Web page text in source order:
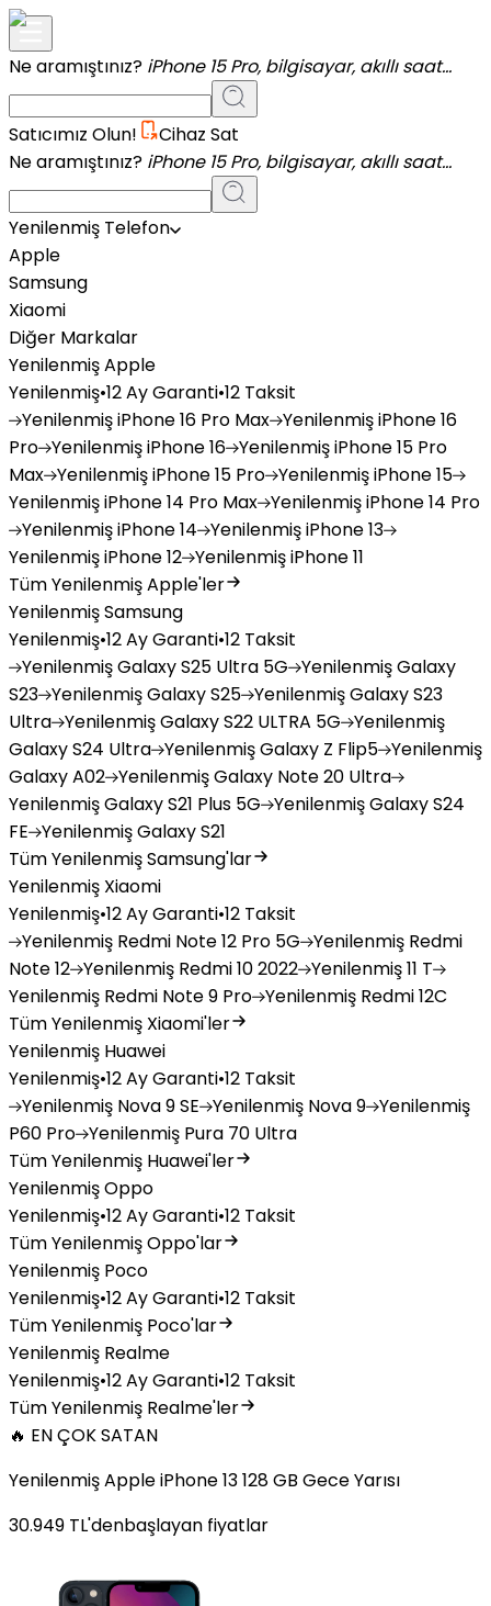
Ne aramıştınız? iPhone 15 Pro, bilgisayar, akıllı saat...
Satıcımız Olun!
Cihaz Sat
Ne aramıştınız? iPhone 15 Pro, bilgisayar, akıllı saat...
Yenilenmiş Telefon
Apple
Samsung
Xiaomi
Diğer Markalar
Yenilenmiş Apple
Yenilenmiş•12 Ay Garanti•12 Taksit
YenilenmişiPhone 16 Pro Max YenilenmişiPhone 16
Pro YenilenmişiPhone 16 YenilenmişiPhone 15 Pro
Max YenilenmişiPhone 15 Pro YenilenmişiPhone 15
YenilenmişiPhone 14 Pro Max YenilenmişiPhone 14 Pro
YenilenmişiPhone 14 YenilenmişiPhone 13
YenilenmişiPhone 12 YenilenmişiPhone 11
Tüm Yenilenmiş Apple'ler
Yenilenmiş Samsung
Yenilenmiş•12 Ay Garanti•12 Taksit
YenilenmişGalaxy S25 Ultra 5G YenilenmişGalaxy
S23 YenilenmişGalaxy S25 YenilenmişGalaxy S23
Ultra YenilenmişGalaxy S22 ULTRA 5G Yenilenmiş
Galaxy S24 Ultra YenilenmişGalaxy Z Flip5 Yenilenmiş
Galaxy A02 YenilenmişGalaxy Note 20 Ultra
YenilenmişGalaxy S21 Plus 5G YenilenmişGalaxy S24
FE YenilenmişGalaxy S21
Tüm Yenilenmiş Samsung'lar
Yenilenmiş Xiaomi
Yenilenmiş•12 Ay Garanti•12 Taksit
Yenilenmiş Redmi Note 12 Pro 5G Yenilenmiş Redmi
Note 12 Yenilenmiş Redmi 10 2022 Yenilenmiş11 T
Yenilenmiş Redmi Note 9 Pro Yenilenmiş Redmi 12C
Tüm Yenilenmiş Xiaomi'ler
Yenilenmiş Huawei
Yenilenmiş•12 Ay Garanti•12 Taksit
Yenilenmiş Nova 9 SE Yenilenmiş Nova 9 Yenilenmiş
P60 Pro Yenilenmiş Pura 70 Ultra
Tüm Yenilenmiş Huawei'ler
Yenilenmiş Oppo
Yenilenmiş•12 Ay Garanti•12 Taksit
Tüm Yenilenmiş Oppo'lar
Yenilenmiş Poco
Yenilenmiş•12 Ay Garanti•12 Taksit
Tüm Yenilenmiş Poco'lar
Yenilenmiş Realme
Yenilenmiş•12 Ay Garanti•12 Taksit
Tüm Yenilenmiş Realme'ler
🔥 EN ÇOK SATAN
Yenilenmiş Apple iPhone 13 128 GB Gece Yarısı
30.949 TL'denbaşlayan fiyatlar